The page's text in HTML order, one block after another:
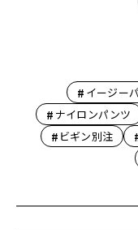
# イージー
# ナイロンパンツ
# ビギン別注